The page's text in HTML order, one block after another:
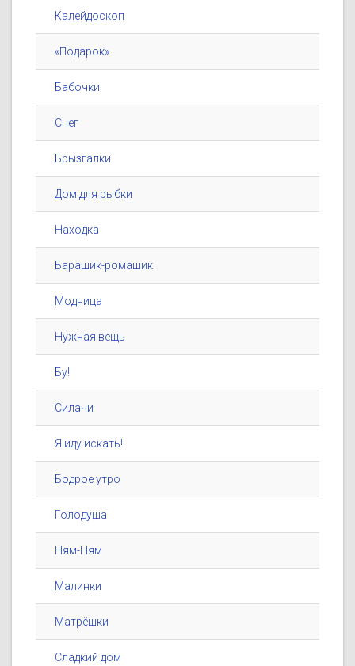
Калейдоскоп
«Подарок»
Бабочки
Снег
Брызгалки
Дом для рыбки
Находка
Барашик-ромашик
Модница
Нужная вещь
Бу!
Силачи
Я иду искать!
Бодрое утро
Голодуша
Ням-Ням
Малинки
Матрёшки
Сладкий дом